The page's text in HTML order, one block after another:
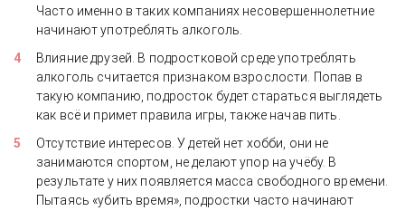
Часто именно в таких компаниях несовершеннолетние
начинают употреблять алкоголь.
Влияние друзей. В подростковой среде употреблять
алкоголь считается признаком взрослости. Попав в
такую компанию, подросток будет стараться выглядеть
как всё и примет правила игры, также начав пить.
Отсутствие интересов. У детей нет хобби, они не
занимаются спортом, не делают упор на учёбу. В
результате у них появляется масса свободного времени.
Пытаясь «убить время», подростки часто начинают